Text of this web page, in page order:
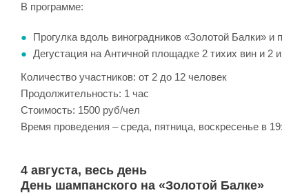
В программе:
Прогулка вдоль виноградников «Золотой Балки» и
Дегустация на Античной площадке 2 тихих вин и 2
Количество участников: от 2 до 12 человек
Продолжительность: 1 час
Стоимость: 1500 руб/чел
Время проведения – среда, пятница, воскресенье в
4 августа, весь день
День шампанского на «Золотой Балке»